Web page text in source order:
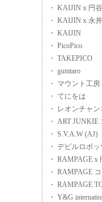
・ KAIJIN x 円
・ KAIJIN x 永
・ KAIJIN
・ PicoPico
・ TAKEPICO
・ gumtaro
・ マウント工房
・ てにをは
・ レオンチャ
・ ART JUNKIE
・ S.V.A.W (AJ)
・ デビルロボ
・ RAMPAGE x
・ RAMPAGE
・ RAMPAGE
・ Y&G